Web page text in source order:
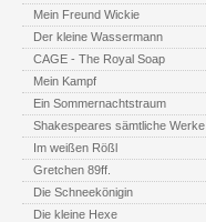
Mein Freund Wickie
Der kleine Wassermann
CAGE - The Royal Soap
Mein Kampf
Ein Sommernachtstraum
Shakespeares sämtliche Werke
Im weißen Rößl
Gretchen 89ff.
Die Schneekönigin
Die kleine Hexe